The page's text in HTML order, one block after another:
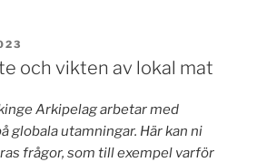
och vikten av lokal mat
Arkipelag arbetar med
globala utamningar. Här kan ni
frågor, som till exempel varför